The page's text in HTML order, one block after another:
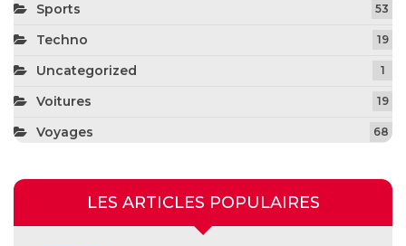
Sports 53
Techno 19
Uncategorized 1
Voitures 19
Voyages 68
LES ARTICLES POPULAIRES